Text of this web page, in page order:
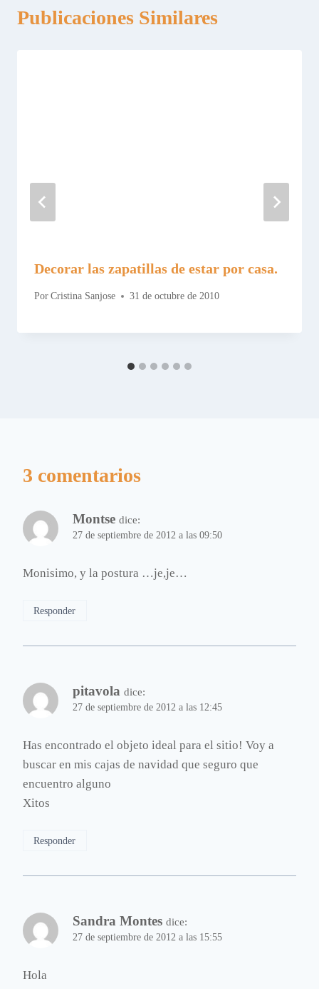
Publicaciones Similares
Decorar las zapatillas de estar por casa.
Por Cristina Sanjose 31 de octubre de 2010
3 comentarios
Montse dice:
27 de septiembre de 2012 a las 09:50
Monisimo, y la postura …je,je…
Responder
pitavola dice:
27 de septiembre de 2012 a las 12:45
Has encontrado el objeto ideal para el sitio! Voy a
buscar en mis cajas de navidad que seguro que
encuentro alguno
Xitos
Responder
Sandra Montes dice:
27 de septiembre de 2012 a las 15:55
Hola